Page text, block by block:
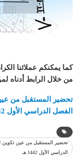
كما يمكنكم عملائنا
من خلال الرابط أدناه
تحضير المستقبل من عين
الفصل الدراسي الأول 1442 هـ
الدراسي الأول 1442 هـ